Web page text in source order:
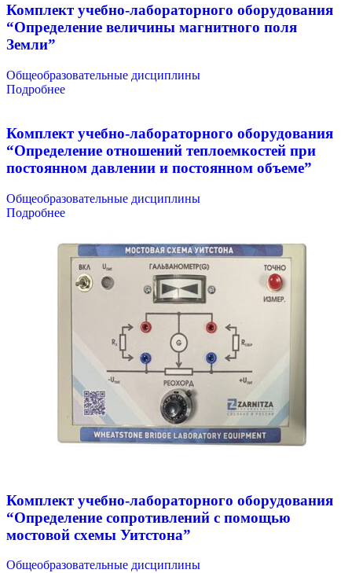
Комплект учебно-лабораторного оборудования
“Определение величины магнитного поля
Земли”
Общеобразовательные дисциплины
Подробнее
Комплект учебно-лабораторного оборудования
“Определение отношений теплоемкостей при
постоянном давлении и постоянном объеме”
Общеобразовательные дисциплины
Подробнее
Комплект учебно-лабораторного оборудования
“Определение сопротивлений с помощью
мостовой схемы Уитстона”
Общеобразовательные дисциплины